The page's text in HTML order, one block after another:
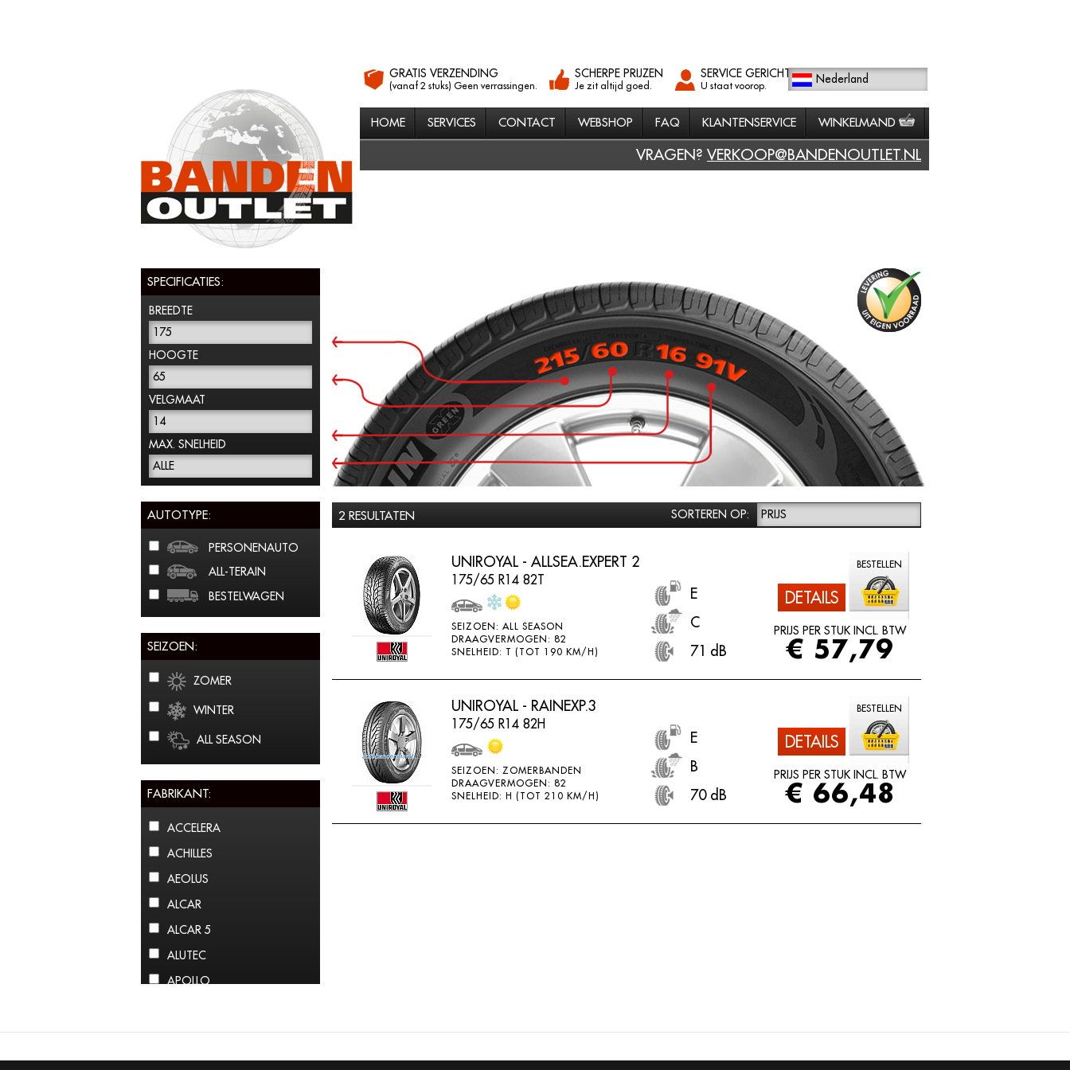
GRATIS VERZENDING
(vanaf 2 stuks) Geen verrassingen.
SCHERPE PRIJZEN
Je zit altijd goed.
SERVICE GERICHT
U staat voorop. Nederland
HOME SERVICES CONTACT WEBSHOP FAQ KLANTENSERVICE WINKELMAND
VRAGEN? VERKOOP@BANDENOUTLET.NL
SPECIFICATIES:
BREEDTE
175
HOOGTE
65
VELGMAAT
14
MAX. SNELHEID
ALLE
AUTOTYPE:
PERSONENAUTO
ALL-TERAIN
BESTELWAGEN
SEIZOEN:
ZOMER
WINTER
ALL SEASON
FABRIKANT:
ACCELERA
ACHILLES
AEOLUS
ALCAR
ALCAR 5
ALUTEC
APOLLO
ARROWSPEED
ATLAS
2 RESULTATEN SORTEREN OP: PRIJS
UNIROYAL - ALLSEA.EXPERT 2
175/65 R14 82T
SEIZOEN: ALL SEASON
DRAAGVERMOGEN: 82
SNELHEID: T (TOT 190 KM/H)
E
C
71 dB
DETAILS
BESTELLEN
PRIJS PER STUK INCL. BTW
€ 57,79
UNIROYAL - RAINEXP.3
175/65 R14 82H
SEIZOEN: ZOMERBANDEN
DRAAGVERMOGEN: 82
SNELHEID: H (TOT 210 KM/H)
E
B
70 dB
DETAILS
BESTELLEN
PRIJS PER STUK INCL. BTW
€ 66,48